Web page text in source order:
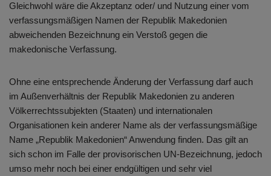
Gleichwohl wäre die Akzeptanz oder/ und Nutzung einer vom
verfassungsmäßigen Namen der Republik Makedonien
abweichenden Bezeichnung ein Verstoß gegen die
makedonische Verfassung.
Ohne eine entsprechende Änderung der Verfassung darf auch
im Außenverhältnis der Republik Makedonien zu anderen
Völkerrechtssubjekten (Staaten) und internationalen
Organisationen kein anderer Name als der verfassungsmäßige
Name „Republik Makedonien“ Anwendung finden. Das gilt an
sich schon im Falle der provisorischen UN-Bezeichnung, jedoch
umso mehr noch bei einer endgültigen und sehr viel